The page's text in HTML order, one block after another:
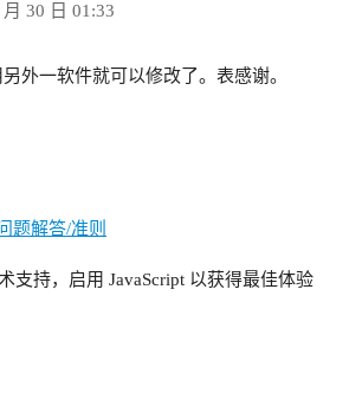
30 日 01:33
外一软件就可以修改了。表感谢。
题解答/准则
支持，启用 JavaScript 以获得最佳体验